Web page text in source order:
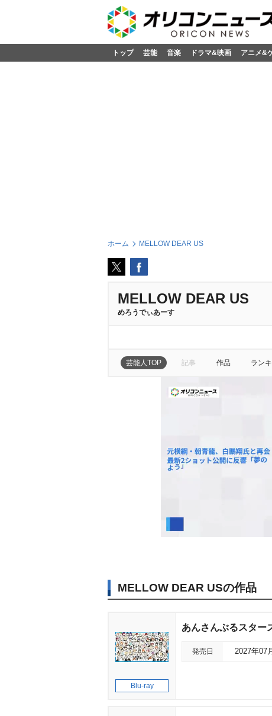
トップ 芸能 音楽 ドラマ&映画 アニメ&
ホーム MELLOW DEAR US
MELLOW DEAR US
めろうでぃあーす
芸能人TOP 記事 作品 ラン
MELLOW DEAR USの作品
Blu-ray
あんさんぶるスタ
発売日 2027年07